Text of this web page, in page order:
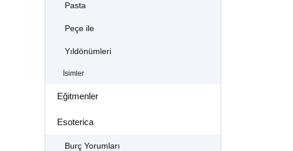
Pasta
Peçe ile
Yıldönümleri
İsimler
Eğitmenler
Esoterica
Burç Yorumları